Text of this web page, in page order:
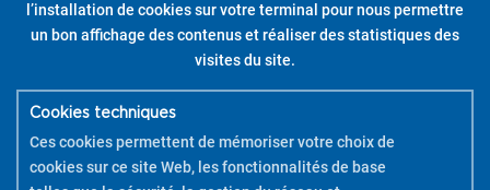
PDF .
Kit créatif sous-verre – Couleurs assorties – Pointe
DÉCOUVRIR
l’installation de cookies sur votre terminal pour nous permettre
un bon affichage des contenus et réaliser des statistiques des
visites du site.
Cookies techniques
Ces cookies permettent de mémoriser votre choix de
cookies sur ce site Web, les fonctionnalités de base